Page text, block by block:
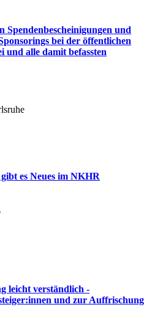
Spendenbescheinigungen und
bei der öffentlichen
und alle damit befassten
es Neues im NKHR
leicht verständlich -
und zur Auffrischung